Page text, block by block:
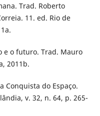
Trad. Roberto
11. ed. Rio de
e o futuro. Trad. Mauro
2011b.
Conquista do Espaço.
v. 32, n. 64, p. 265-